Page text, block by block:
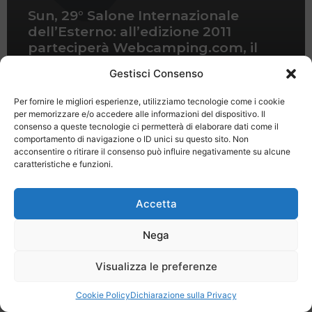
Gestisci Consenso
Per fornire le migliori esperienze, utilizziamo tecnologie come i cookie
per memorizzare e/o accedere alle informazioni del dispositivo. Il
consenso a queste tecnologie ci permetterà di elaborare dati come il
comportamento di navigazione o ID unici su questo sito. Non
acconsentire o ritirare il consenso può influire negativamente su alcune
caratteristiche e funzioni.
Accetta
Nega
Visualizza le preferenze
Cookie PolicyDichiarazione sulla Privacy
Sun, 29° Salone Internazionale
dell’Esterno: all’edizione 2011
parteciperà Webcamping.com, il
Last Minute
Registrati Contatti
SPECIALE LAST MINUTE - SH WEB